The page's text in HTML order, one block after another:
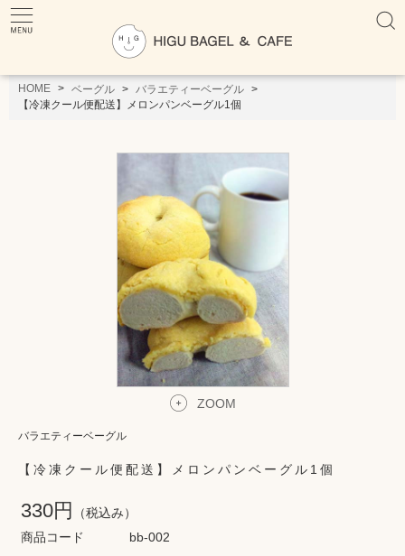
HOME ベーグル
バラエティーベーグル
【冷凍クール便配送】メロンパンベーグル1個
ZOOM
バラエティーベーグル
【冷凍クール便配送】メロンパンベーグル1個
330円
（税込み）
商品コード
bb-002